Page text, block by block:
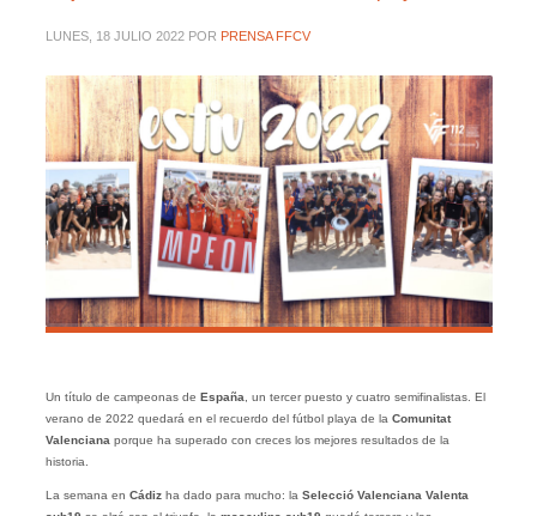
LUNES, 18 JULIO 2022 POR PRENSA FFCV
Un título de campeonas de España , un tercer puesto y cuatro semifinalistas. El
verano de 2022 quedará en el recuerdo del fútbol playa de la Comunitat
Valenciana porque ha superado con creces los mejores resultados de la
historia.
La semana en Cádizha dado para mucho: la Selecció Valenciana Valenta